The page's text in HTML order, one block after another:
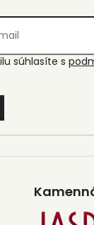
súhlasíte s